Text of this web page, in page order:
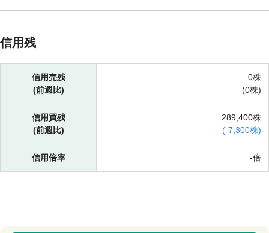
信用残
信用売残
(前週比)
0株
(0株)
信用買残
(前週比)
289,400株
(-7,300株)
信用倍率 -倍